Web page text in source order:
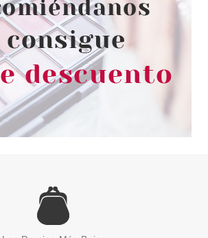
CHRISTIAN DIOR
CHRISTIAN DIOR DIOR
CONTOUR PEN 999 ROUGE